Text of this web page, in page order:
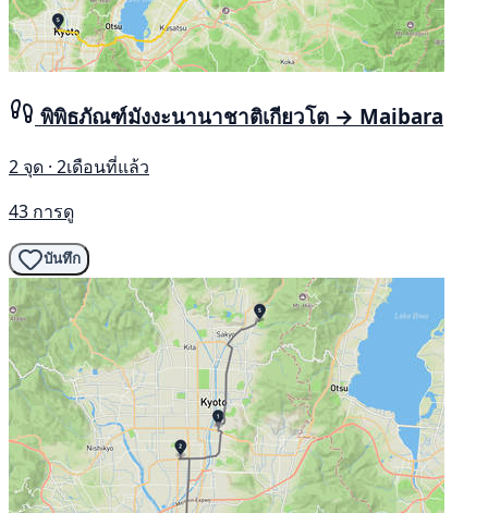
พิพิธภัณฑ์มังงะนานาชาติเกียวโต → Maibara
2 จุด · 2เดือนที่แล้ว
43 การดู
บันทึก